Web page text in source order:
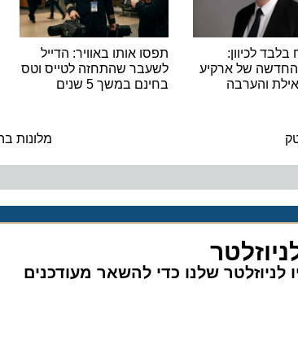
לכיוון:
של ארקיע
והערבה
תפסו אותו באוויר: הדייל
לשעבר שהתחזה לטייס וטס
בחינם במשך 5 שנים
מלונות בהשקעה של 30 מיליארד דולר
שלנו כדי להשאר מעודכנים